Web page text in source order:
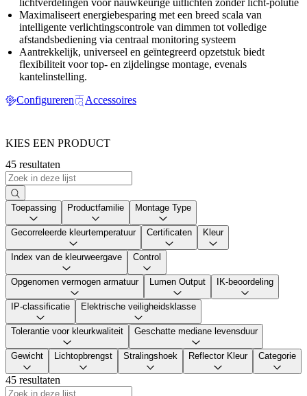
Maximaliseert energiebesparing met een breed scala van
intelligente verlichtingscontrole van dimmen tot volledige
afstandsbediening via centraal monitoring systeem
Aantrekkelijk, universeel en geïntegreerd opzetstuk biedt
flexibiliteit voor top- en zijdelingse montage, evenals
kantelinstelling.
Configureren
Accessoires
KIES EEN PRODUCT
45 resultaten
Toepassing Productfamilie Montage Type
Gecorreleerde kleurtemperatuur Certificaten Kleur
Index van de kleurweergave Control
Opgenomen vermogen armatuur Lumen Output IK-beoordeling
IP-classificatie Elektrische veiligheidsklasse
Tolerantie voor kleurkwaliteit Geschatte mediane levensduur
Gewicht Lichtopbrengst Stralingshoek Reflector Kleur Categorie
45 resultaten